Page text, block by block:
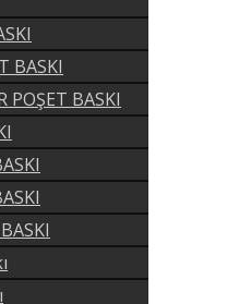
BASKI
POŞET BASKI